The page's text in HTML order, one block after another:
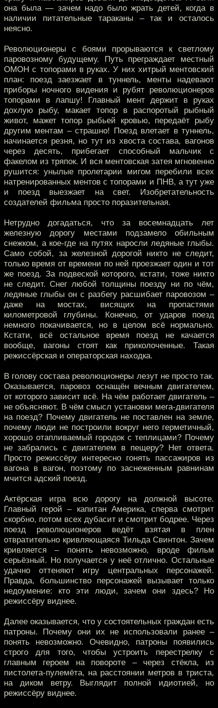
она была — зачем надо было жрать детей, когда в
наличии питательные тараканы – так и осталось
неясно.
Революционеры с боями прорываются к светлому
паровозному будущему. Путь преграждает местный
ОМОН с топорами в руках. У них хитрый ментовский
план: поезд заезжает в туннель, менты надевают
приборы ночного видения и рубят революционеров
топорами в лапшу! Главный мент держит в руках
дохлую рыбу, макает топор в распоротый рыбный
живот, мажет топор рыбьей кровью, передаёт рыбу
другим ментам – страшно! Поезд влетает в туннель,
начинается резня, но тут из хвоста состава, вагонов
через десять, прибегает способный мальчик с
факелом из тряпок. И вся ментовская затея мгновенно
рушится: унылые пролетарии мигом перебили всех
натренированных ментов с топорами и ПНВ, а тут уже
и поезд выезжает на свет. Изобретательность
создателей фильма просто поразительная.
Нетрудно догадаться, что за восемнадцать лет
железную дорогу местами подзамело обильным
снежком, а кое-где на путях наросли ледяные глыбы.
Само собой, за железной дорогой никто не следит,
только время от времени по ней проезжает один и тот
же поезд. За подвеской которого, кстати, тоже никто
не следит. Снег любой толщины поезду ни по чём,
ледяные глыбы он с разбегу расшибает паровозом –
даже на мостах, висящих на пропастями
километровой глубины. Конечно, от ударов поезд
немного покачивается, но в целом всё нормально.
Кстати, всё остальное время поезд не качается
вообще, вагоны стоят как приколоченные. Такая
режиссёрская и операторская находка.
В голову состава революционеры лезут не просто так.
Оказывается, паровоз оснащён вечным двигателем,
от которого зависит всё. На чём работает двигатель –
не объясняют. В чём смысл установки мега-двигателя
на поезд? Почему двигатель не поставлен на земле,
почему люди не построили вокруг него герметичный,
хорошо отапливаемый городок с теплицами? Почему
не забрались с двигателем в пещеру? Нет ответа.
Просто режиссёру интересно гонять пассажиров из
вагона в вагон, поэтому по заснеженным равнинам
мчится адский поезд.
Актёрская игра всю дорогу на должной высоте.
Главный герой – капитан Америка, сперва смотрит
скорбно, потом всех дубасит и смотрит бодрее. Через
поезд революционеров ведёт взятая в плен
отвратительно кривляющаяся Тильда Свинтон. Зачем
кривляется – понять невозможно, вроде фильм
серьёзный. Но получается у неё отлично. Остальные
удачно оттеняют игру центральных персонажей.
Правда, большинство персонажей вызывает только
недоумение: кто эти люди, зачем они здесь? Но
режиссёру виднее.
Далее оказывается, что у состоятельных граждан есть
патроны. Почему они их не использовали ранее –
понять невозможно. Очевидно, патроны появились
строго для того, чтобы устроить перестрелку с
главным героем на повороте – через стёкла, из
пистолета-пулемёта, на расстоянии метров в триста,
на диком ветру. Выглядит полной идиотией, но
режиссёру виднее.